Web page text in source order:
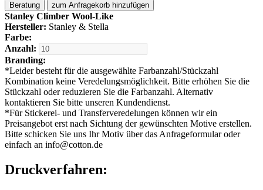
Beratung zum Anfragekorb hinzufügen
Stanley Climber Wool-Like
Hersteller: Stanley & Stella
Farbe:
Anzahl:
Branding:
*Leider besteht für die ausgewählte Farbanzahl/Stückzahl
Kombination keine Veredelungsmöglichkeit. Bitte erhöhen Sie die
Stückzahl oder reduzieren Sie die Farbanzahl. Alternativ
kontaktieren Sie bitte unseren Kundendienst.
*Für Stickerei- und Transferveredelungen können wir ein
Preisangebot erst nach Sichtung der gewünschten Motive erstellen.
Bitte schicken Sie uns Ihr Motiv über das Anfrageformular oder
einfach an info@cotton.de
Druckverfahren: